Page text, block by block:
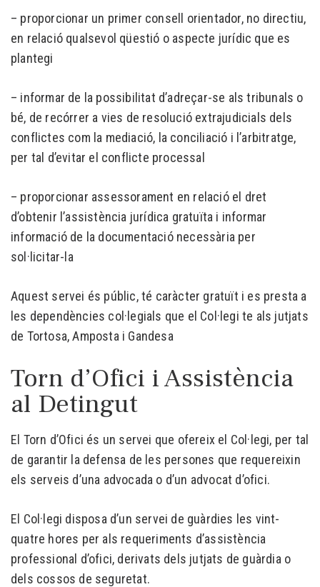
– proporcionar un primer consell orientador, no directiu,
en relació qualsevol qüestió o aspecte jurídic que es
plantegi
– informar de la possibilitat d’adreçar-se als tribunals o
bé, de recórrer a vies de resolució extrajudicials dels
conflictes com la mediació, la conciliació i l’arbitratge,
per tal d’evitar el conflicte processal
– proporcionar assessorament en relació el dret
d’obtenir l’assistència jurídica gratuïta i informar
informació de la documentació necessària per
sol·licitar-la
Aquest servei és públic, té caràcter gratuït i es presta a
les dependències col·legials que el Col·legi te als jutjats
de Tortosa, Amposta i Gandesa
Torn d’Ofici i Assistència
al Detingut
El Torn d’Ofici és un servei que ofereix el Col·legi, per tal
de garantir la defensa de les persones que requereixin
els serveis d’una advocada o d’un advocat d’ofici.
El Col·legi disposa d’un servei de guàrdies les vint-
quatre hores per als requeriments d’assistència
professional d’ofici, derivats dels jutjats de guàrdia o
dels cossos de seguretat.